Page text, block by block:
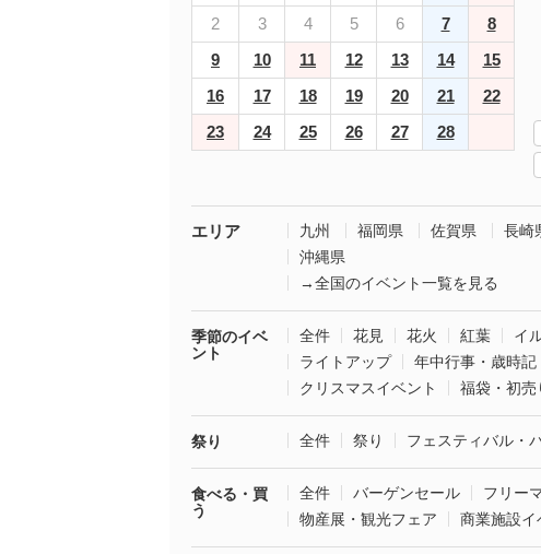
2
3 4 5 6 7
8
9
10 11 12 13 14
15
16
17 18 19 20 21
22
23
24 25 26 27 28
エリア 九州 福岡県 佐賀県 長崎
沖縄県
→全国のイベント一覧を見る
季節のイベ
ント
全件 花見 花火 紅葉 イ
ライトアップ
年中行事・歳時記
クリスマスイベント
福袋・初売
祭り 全件 祭り フェスティバル・
食べる・買
う
全件 バーゲンセール フリー
物産展・観光フェア
商業施設イ